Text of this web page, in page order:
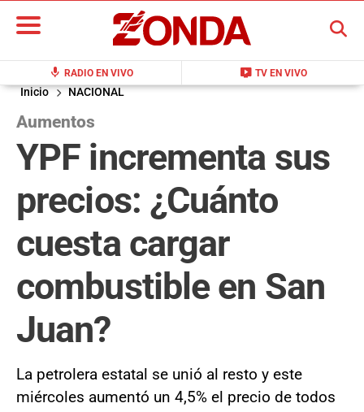
mic RADIO EN VIVO live_tv TV EN VIVO
BUSCAR
Inicio NACIONAL
Aumentos
YPF incrementa sus
precios: ¿Cuánto
cuesta cargar
combustible en San
Juan?
La petrolera estatal se unió al resto y este
miércoles aumentó un 4,5% el precio de todos